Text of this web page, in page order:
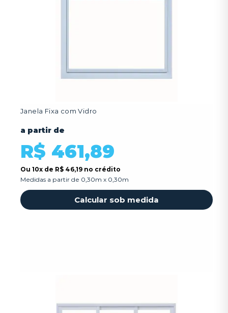
Janela Fixa com Vidro
a partir de
R$ 461,89
Ou 10x de R$ 46,19 no crédito
Medidas a partir de 0,30m x 0,30m
Calcular sob medida